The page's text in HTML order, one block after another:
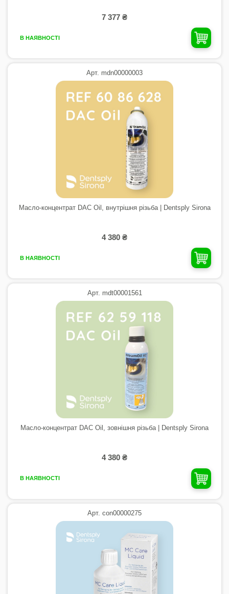
7 377 ₴
В НАЯВНОСТІ
Арт. mdn00000003
Масло-концентрат DAC Oil, внутрішня різьба | Dentsply Sirona
4 380 ₴
В НАЯВНОСТІ
Арт. mdt00001561
Масло-концентрат DAC Oil, зовнішня різьба | Dentsply Sirona
4 380 ₴
В НАЯВНОСТІ
Арт. con00000275